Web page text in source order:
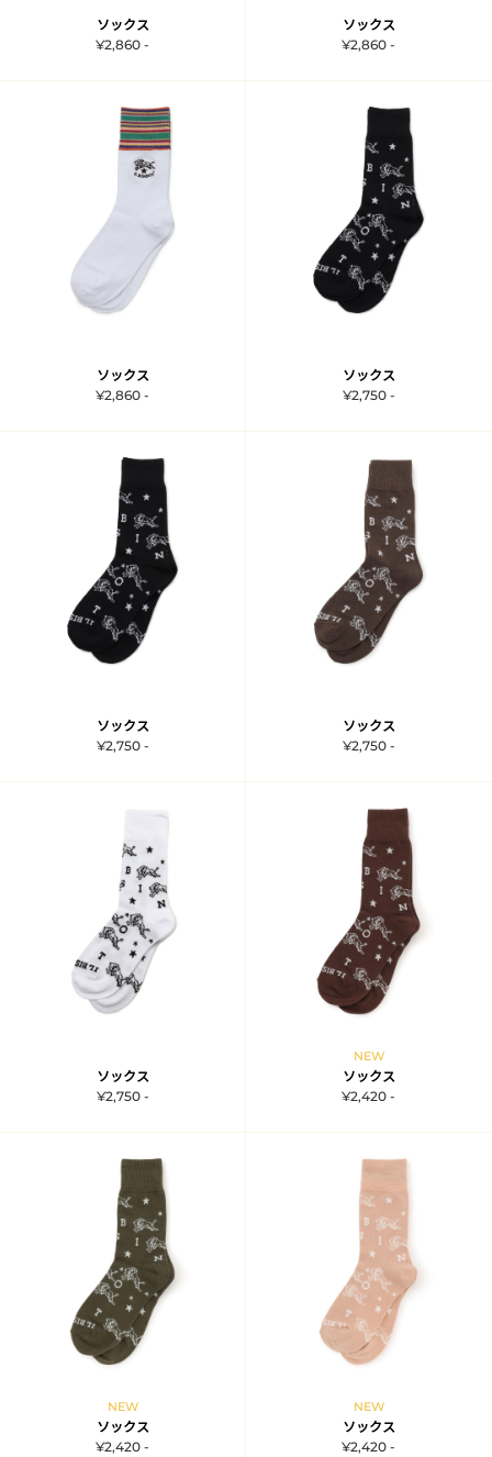
ソックス
¥2,860 -
ソックス
¥2,860 -
ソックス
¥2,860 -
ソックス
¥2,750 -
ソックス
¥2,750 -
ソックス
¥2,750 -
ソックス
¥2,750 -
NEW
ソックス
¥2,420 -
NEW
ソックス
¥2,420 -
NEW
ソックス
¥2,420 -